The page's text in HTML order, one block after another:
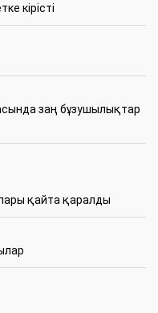
кірісті
заң бұзушылықтар
қайта қаралды